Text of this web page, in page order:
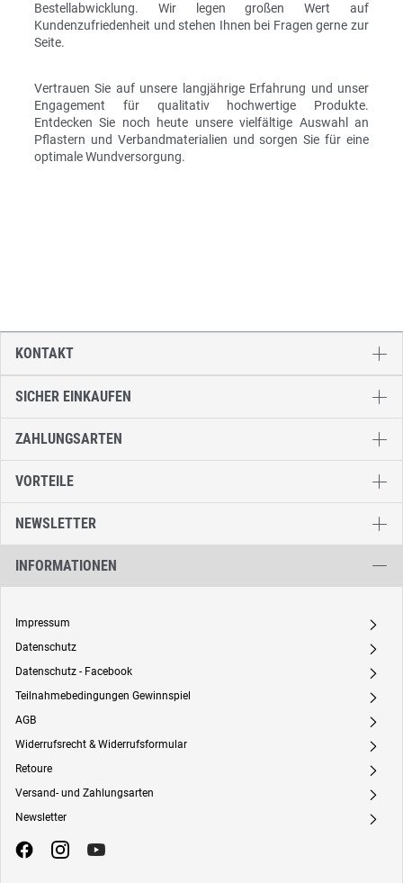
Bestellabwicklung. Wir legen großen Wert auf
Kundenzufriedenheit und stehen Ihnen bei Fragen gerne zur
Seite.
Vertrauen Sie auf unsere langjährige Erfahrung und unser
Engagement für qualitativ hochwertige Produkte.
Entdecken Sie noch heute unsere vielfältige Auswahl an
Pflastern und Verbandmaterialien und sorgen Sie für eine
optimale Wundversorgung.
SICHER EINKAUFEN
ZAHLUNGSARTEN
VORTEILE
NEWSLETTER
INFORMATIONEN
Impressum A
Datenschutz A
Datenschutz - Facebook A
Teilnahmebedingungen Gewinnspiel A
AGB A
Widerrufsrecht & Widerrufsformular A
Retoure A
Versand- und Zahlungsarten A
Newsletter A
KONTAKT